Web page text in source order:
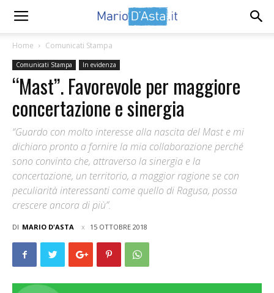
Home Comunicati Stampa
Comunicati Stampa In evidenza
“Mast”. Favorevole per maggiore
concertazione e sinergia
“Guardo con molto interesse alla nascita del Mast e mi
dichiaro pronto a fornire la mia collaborazione perché
sono convinto che, attraverso la sinergia e la
concertazione, un territorio, a maggior ragione se con
peculiarità interessanti come quello di Ragusa, possa
crescere ancora di più”.
DI MARIO D'ASTA 15 OTTOBRE 2018